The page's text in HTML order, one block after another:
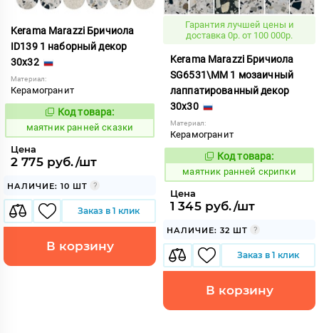
Kerama Marazzi Бричиола
ID139 1 наборный декор
30x32
Материал:
Керамогранит
931590
Код товара:
маятник ранней сказки
Цена
2 775 руб./шт
НАЛИЧИЕ: 10 ШТ
Заказ в 1 клик
В корзину
Гарантия лучшей цены и
доставка 0р. от 100 000р.
Kerama Marazzi Бричиола
SG6531\MM 1 мозаичный
лаппатированный декор
30x30
Материал:
Керамогранит
931592
Код товара:
маятник ранней скрипки
Цена
1 345 руб./шт
НАЛИЧИЕ: 32 ШТ
Заказ в 1 клик
В корзину